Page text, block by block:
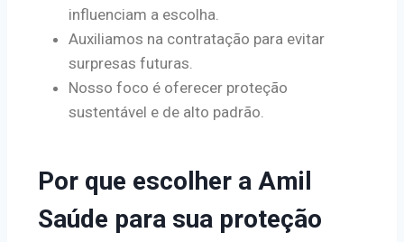
influenciam a escolha.
Auxiliamos na contratação para evitar
surpresas futuras.
Nosso foco é oferecer proteção
sustentável e de alto padrão.
Por que escolher a Amil
Saúde para sua proteção